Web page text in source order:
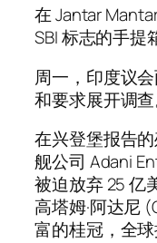
在 Jantar
SBI 标志的手提
周一，印度议
和要求展开调查
在兴登堡报告
舰公司 Adani
被迫放弃 25 亿
高塔姆·阿达尼
富的桂冠，全球